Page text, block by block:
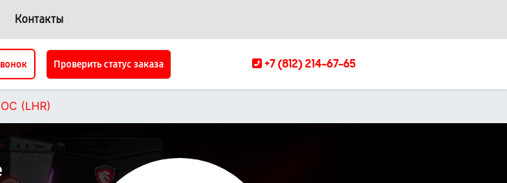
Контакты
Проверить статус заказа +7 (812) 214-67-65
(LHR)